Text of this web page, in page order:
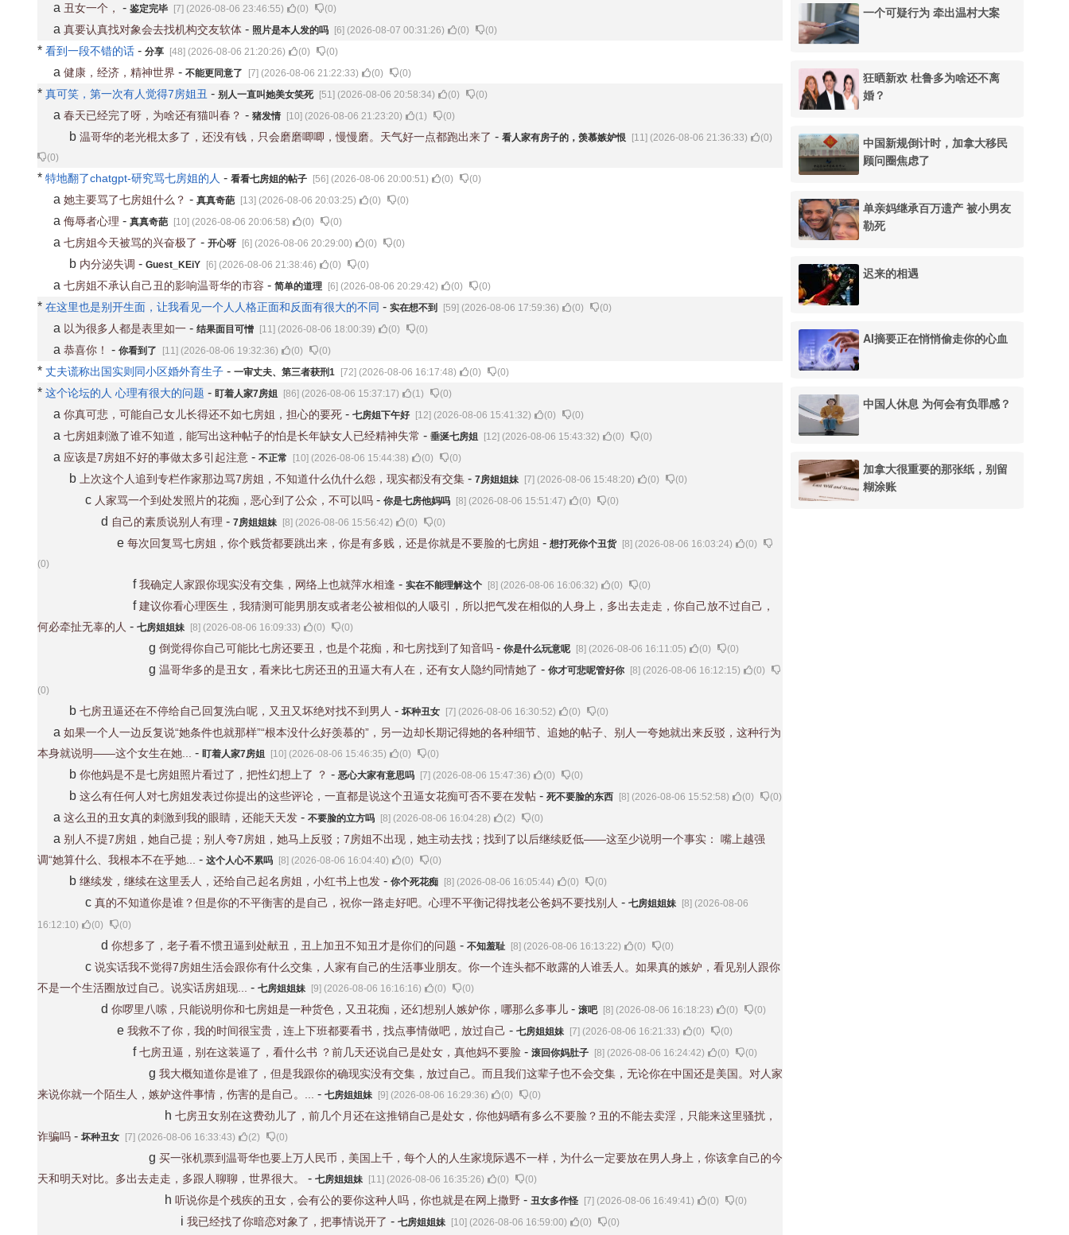
a 丑女一个， - 鉴定完毕 [7] (2026-08-06 23:46:55) (0) (0)
a 真要认真找对象会去找机构交友软体 - 照片是本人发的吗 [6] (2026-08-07 00:31:26) (0) (0)
* 看到一段不错的话 - 分享 [48] (2026-08-06 21:20:26) (0) (0)
a 健康，经济，精神世界 - 不能更同意了 [7] (2026-08-06 21:22:33) (0) (0)
* 真可笑，第一次有人觉得7房姐丑 - 别人一直叫她美女笑死 [51] (2026-08-06 20:58:34) (0) (0)
a 春天已经完了呀，为啥还有猫叫春？ - 猪发情 [10] (2026-08-06 21:23:20) (1) (0)
b 温哥华的老光棍太多了，还没有钱，只会磨磨唧唧，慢慢磨。天气好一点都跑出来了 - 看人家有房子的，羡慕嫉妒恨 [11] (2026-08-06 21:36:33) (0)
(0)
* 特地翻了chatgpt-研究骂七房姐的人 - 看看七房姐的帖子 [56] (2026-08-06 20:00:51) (0) (0)
a 她主要骂了七房姐什么？ - 真真奇葩 [13] (2026-08-06 20:03:25) (0) (0)
a 侮辱者心理 - 真真奇葩 [10] (2026-08-06 20:06:58) (0) (0)
a 七房姐今天被骂的兴奋极了 - 开心呀 [6] (2026-08-06 20:29:00) (0) (0)
b 内分泌失调 - Guest_KEiY [6] (2026-08-06 21:38:46) (0) (0)
a 七房姐不承认自己丑的影响温哥华的市容 - 简单的道理 [6] (2026-08-06 20:29:42) (0) (0)
* 在这里也是别开生面，让我看见一个人人格正面和反面有很大的不同 - 实在想不到 [59] (2026-08-06 17:59:36) (0) (0)
a 以为很多人都是表里如一 - 结果面目可憎 [11] (2026-08-06 18:00:39) (0) (0)
a 恭喜你！ - 你看到了 [11] (2026-08-06 19:32:36) (0) (0)
* 丈夫谎称出国实则同小区婚外育生子 - 一审丈夫、第三者获刑1 [72] (2026-08-06 16:17:48) (0) (0)
* 这个论坛的人 心理有很大的问题 - 盯着人家7房姐 [86] (2026-08-06 15:37:17) (1) (0)
a 你真可悲，可能自己女儿长得还不如七房姐，担心的要死 - 七房姐下午好 [12] (2026-08-06 15:41:32) (0) (0)
a 七房姐刺激了谁不知道，能写出这种帖子的怕是长年缺女人已经精神失常 - 垂涎七房姐 [12] (2026-08-06 15:43:32) (0) (0)
a 应该是7房姐不好的事做太多引起注意 - 不正常 [10] (2026-08-06 15:44:38) (0) (0)
b 上次这个人追到专栏作家那边骂7房姐，不知道什么仇什么怨，现实都没有交集 - 7房姐姐妹 [7] (2026-08-06 15:48:20) (0) (0)
c 人家骂一个到处发照片的花痴，恶心到了公众，不可以吗 - 你是七房他妈吗 [8] (2026-08-06 15:51:47) (0) (0)
d 自己的素质说别人有理 - 7房姐姐妹 [8] (2026-08-06 15:56:42) (0) (0)
e 每次回复骂七房姐，你个贱货都要跳出来，你是有多贱，还是你就是不要脸的七房姐 - 想打死你个丑货 [8] (2026-08-06 16:03:24) (0)
(0)
f我确定人家跟你现实没有交集，网络上也就萍水相逢 - 实在不能理解这个 [8] (2026-08-06 16:06:32) (0) (0)
f建议你看心理医生，我猜测可能男朋友或者老公被相似的人吸引，所以把气发在相似的人身上，多出去走走，你自己放不过自己，
何必牵扯无辜的人 - 七房姐姐妹 [8] (2026-08-06 16:09:33) (0) (0)
g 倒觉得你自己可能比七房还要丑，也是个花痴，和七房找到了知音吗 - 你是什么玩意呢 [8] (2026-08-06 16:11:05) (0) (0)
g 温哥华多的是丑女，看来比七房还丑的丑逼大有人在，还有女人隐约同情她了 - 你才可悲呢管好你 [8] (2026-08-06 16:12:15) (0)
(0)
b 七房丑逼还在不停给自己回复洗白呢，又丑又坏绝对找不到男人 - 坏种丑女 [7] (2026-08-06 16:30:52) (0) (0)
a 如果一个人一边反复说“她条件也就那样”“根本没什么好羡慕的”，另一边却长期记得她的各种细节、追她的帖子、别人一夸她就出来反驳，这种行为
本身就说明——这个女生在她...
- 盯着人家7房姐 [10] (2026-08-06 15:46:35) (0) (0)
b 你他妈是不是七房姐照片看过了，把性幻想上了 ？ - 恶心大家有意思吗 [7] (2026-08-06 15:47:36) (0) (0)
b 这么有任何人对七房姐发表过你提出的这些评论，一直都是说这个丑逼女花痴可否不要在发帖 - 死不要脸的东西 [8] (2026-08-06 15:52:58) (0) (0)
a 这么丑的丑女真的刺激到我的眼睛，还能天天发 - 不要脸的立方吗 [8] (2026-08-06 16:04:28) (2) (0)
a 别人不提7房姐，她自己提；别人夸7房姐，她马上反驳；7房姐不出现，她主动去找；找到了以后继续贬低——这至少说明一个事实： 嘴上越强
调“她算什么、我根本不在乎她...
- 这个人心不累吗 [8] (2026-08-06 16:04:40) (0) (0)
b 继续发，继续在这里丢人，还给自己起名房姐，小红书上也发 - 你个死花痴 [8] (2026-08-06 16:05:44) (0) (0)
c 真的不知道你是谁？但是你的不平衡害的是自己，祝你一路走好吧。心理不平衡记得找老公爸妈不要找别人 - 七房姐姐妹
[8] (2026-08-06
16:12:10)
(0) (0)
d 你想多了，老子看不惯丑逼到处献丑，丑上加丑不知丑才是你们的问题 - 不知羞耻 [8] (2026-08-06 16:13:22) (0) (0)
c 说实话我不觉得7房姐生活会跟你有什么交集，人家有自己的生活事业朋友。你一个连头都不敢露的人谁丢人。如果真的嫉妒，看见别人跟你
不是一个生活圈放过自己。说实话房姐现...
- 七房姐姐妹 [9] (2026-08-06 16:16:16) (0) (0)
d 你啰里八嗦，只能说明你和七房姐是一种货色，又丑花痴，还幻想别人嫉妒你，哪那么多事儿 - 滚吧 [8] (2026-08-06 16:18:23) (0) (0)
e 我救不了你，我的时间很宝贵，连上下班都要看书，找点事情做吧，放过自己 - 七房姐姐妹 [7] (2026-08-06 16:21:33) (0) (0)
f七房丑逼，别在这装逼了，看什么书 ？前几天还说自己是处女，真他妈不要脸 - 滚回你妈肚子 [8] (2026-08-06 16:24:42) (0) (0)
g 我大概知道你是谁了，但是我跟你的确现实没有交集，放过自己。而且我们这辈子也不会交集，无论你在中国还是美国。对人家
来说你就一个陌生人，嫉妒这件事情，伤害的是自己。...
- 七房姐姐妹 [9] (2026-08-06 16:29:36) (0) (0)
h 七房丑女别在这费劲儿了，前几个月还在这推销自己是处女，你他妈晒有多么不要脸？丑的不能去卖淫，只能来这里骚扰，
诈骗吗 - 坏种丑女 [7] (2026-08-06 16:33:43) (2) (0)
g 买一张机票到温哥华也要上万人民币，美国上千，每个人的人生家境际遇不一样，为什么一定要放在男人身上，你该拿自己的今
天和明天对比。多出去走走，多跟人聊聊，世界很大。
- 七房姐姐妹 [11] (2026-08-06 16:35:26) (0) (0)
h 听说你是个残疾的丑女，会有公的要你这种人吗，你也就是在网上撒野 - 丑女多作怪 [7] (2026-08-06 16:49:41) (0) (0)
i 我已经找了你暗恋对象了，把事情说开了 - 七房姐姐妹 [10] (2026-08-06 16:59:00) (0) (0)
一个可疑行为 牵出温村大案
狂晒新欢 杜鲁多为啥还不离
婚？
中国新规倒计时，加拿大移民
顾问圈焦虑了
单亲妈继承百万遗产 被小男友
勒死
迟来的相遇
AI摘要正在悄悄偷走你的心血
中国人休息 为何会有负罪感？
加拿大很重要的那张纸，别留
糊涂账